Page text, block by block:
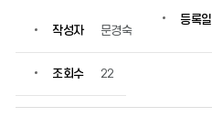
수
니
작성자 문경숙
등록일
조회수 22